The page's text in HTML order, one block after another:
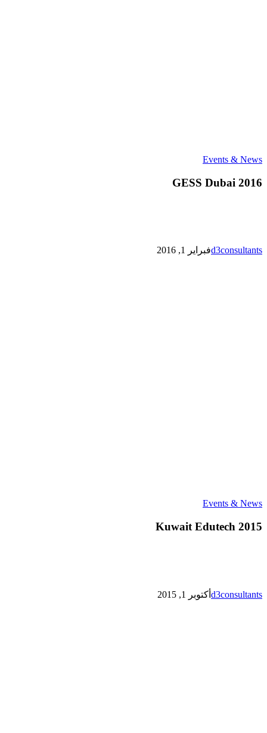
Events & News
GESS
2016
GESS Dubai 2016
d3consultantsفبراير 1, 2016
Events & News
Kuwait
2015
Kuwait Edutech 2015
d3consultants أكتوبر 1, 2015